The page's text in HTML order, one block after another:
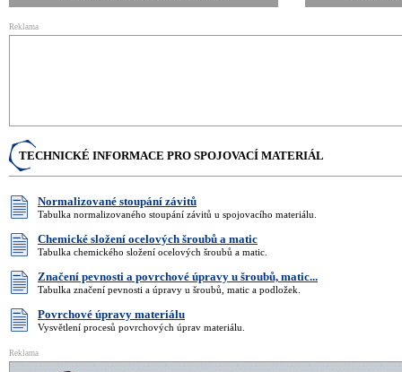
Reklama
TECHNICKÉ INFORMACE PRO SPOJOVACÍ MATERIÁL
Normalizované stoupání závitů
Tabulka normalizovaného stoupání závitů u spojovacího materiálu.
Chemické složení ocelových šroubů a matic
Tabulka chemického složení ocelových šroubů a matic.
Značení pevnosti a povrchové úpravy u šroubů, matic...
Tabulka značení pevnosti a úpravy u šroubů, matic a podložek.
Povrchové úpravy materiálu
Vysvětlení procesů povrchových úprav materiálu.
Reklama